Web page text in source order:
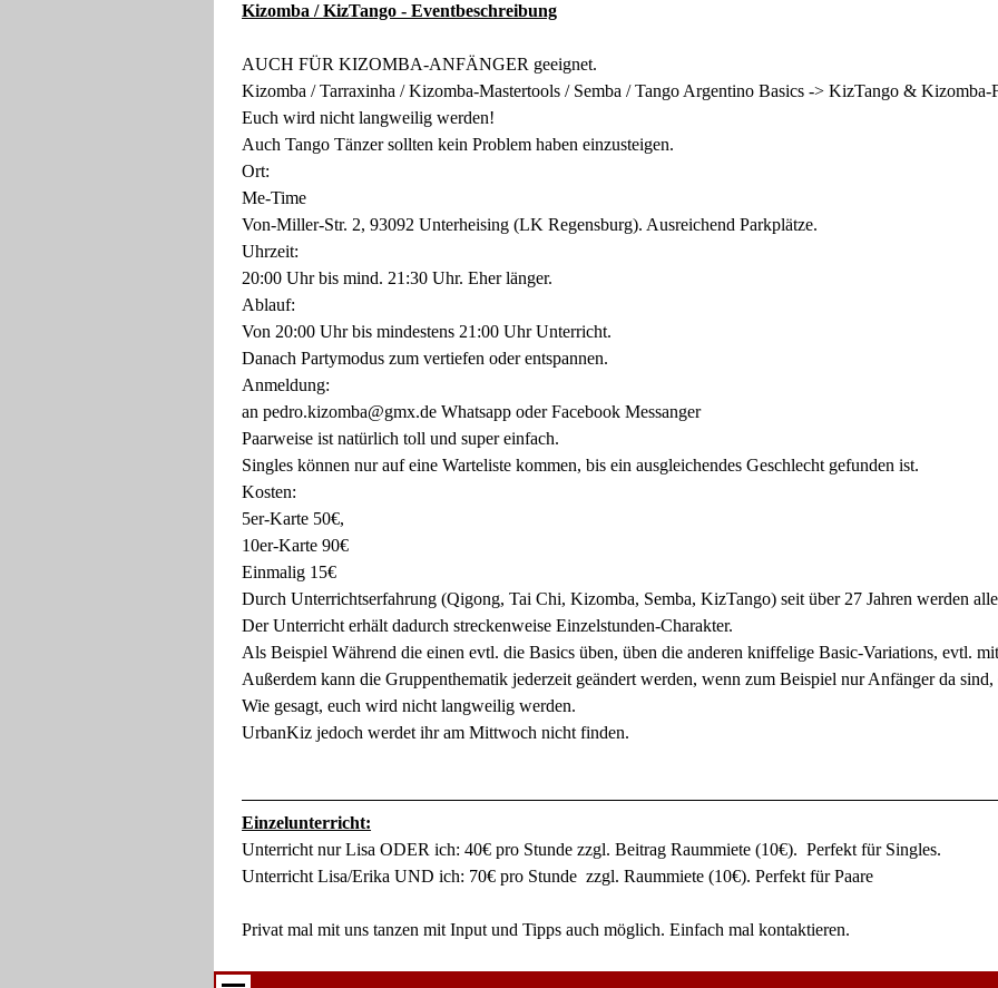
Kizomba / KizTango - Eventbeschreibung
AUCH FÜR KIZOMBA-ANFÄNGER geeignet.
Kizomba / Tarraxinha / Kizomba-Mastertools / Semba / Tango Argentino Basics -> KizTango & Kizomba-
Euch wird nicht langweilig werden!
Auch Tango Tänzer sollten kein Problem haben einzusteigen.
Ort:
Me-Time
Von-Miller-Str. 2, 93092 Unterheising (LK Regensburg). Ausreichend Parkplätze.
Uhrzeit:
20:00 Uhr bis mind. 21:30 Uhr. Eher länger.
Ablauf:
Von 20:00 Uhr bis mindestens 21:00 Uhr Unterricht.
Danach Partymodus zum vertiefen oder entspannen.
Anmeldung:
an pedro.kizomba@gmx.de Whatsapp oder Facebook Messanger
Paarweise ist natürlich toll und super einfach.
Singles können nur auf eine Warteliste kommen, bis ein ausgleichendes Geschlecht gefunden ist.
Kosten:
5er-Karte 50€,
10er-Karte 90€
Einmalig 15€
Durch Unterrichtserfahrung (Qigong, Tai Chi, Kizomba, Semba, KizTango) seit über 27 Jahren werden
Der Unterricht erhält dadurch streckenweise Einzelstunden-Charakter.
Als Beispiel Während die einen evtl. die Basics üben, üben die anderen kniffelige Basic-Variations, evtl.
Außerdem kann die Gruppenthematik jederzeit geändert werden, wenn zum Beispiel nur Anfänger da sind,
Wie gesagt, euch wird nicht langweilig werden.
UrbanKiz jedoch werdet ihr am Mittwoch nicht finden.
Einzelunterricht:
Unterricht nur Lisa ODER ich: 40€ pro Stunde zzgl. Beitrag Raummiete (10€). Perfekt für Singles.
Unterricht Lisa/Erika UND ich: 70€ pro Stunde zzgl. Raummiete (10€). Perfekt für Paare
Privat mal mit uns tanzen mit Input und Tipps auch möglich. Einfach mal kontaktieren.